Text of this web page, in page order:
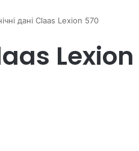
дані Claas Lexion 570